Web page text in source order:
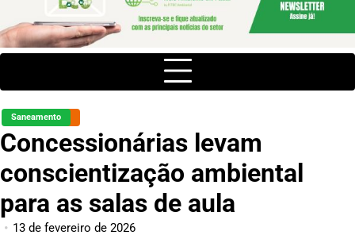
Saneamento
Concessionárias levam
conscientização ambiental
para as salas de aula
13 de fevereiro de 2026